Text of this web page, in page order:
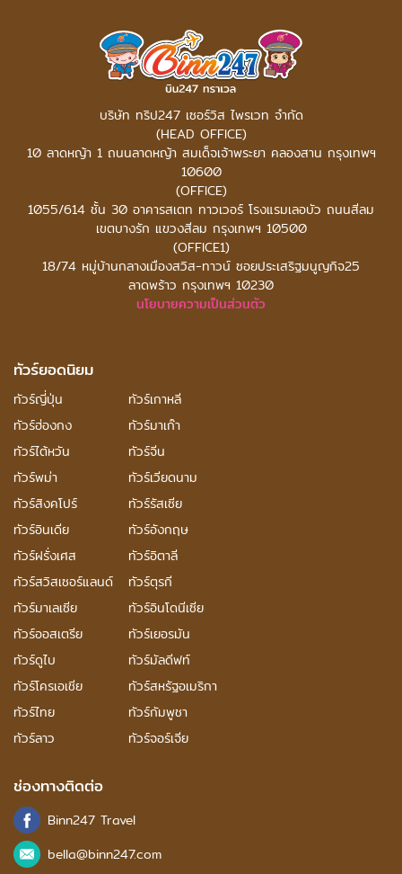
บริษัท ทริป247 เซอร์วิส ไพรเวท จำกัด
(HEAD OFFICE)
10 ลาดหญ้า 1 ถนนลาดหญ้า สมเด็จเจ้าพระยา คลองสาน กรุงเทพฯ
10600
(OFFICE)
1055/614 ชั้น 30 อาคารสเตท ทาวเวอร์ โรงแรมเลอบัว ถนนสีลม
เขตบางรัก แขวงสีลม กรุงเทพฯ 10500
(OFFICE1)
18/74 หมู่บ้านกลางเมืองสวิส-ทาวน์ ซอยประเสริฐมนูญกิจ25
ลาดพร้าว กรุงเทพฯ 10230
นโยบายความเป็นส่วนตัว
ทัวร์ยอดนิยม
ทัวร์ญี่ปุ่น
ทัวร์เกาหลี
ทัวร์ฮ่องกง
ทัวร์มาเก๊า
ทัวร์ไต้หวัน
ทัวร์จีน
ทัวร์พม่า
ทัวร์เวียดนาม
ทัวร์สิงคโปร์
ทัวร์รัสเซีย
ทัวร์อินเดีย
ทัวร์อังกฤษ
ทัวร์ฝรั่งเศส
ทัวร์อิตาลี
ทัวร์สวิสเซอร์แลนด์
ทัวร์ตุรกี
ทัวร์มาเลเซีย
ทัวร์อินโดนีเซีย
ทัวร์ออสเตรีย
ทัวร์เยอรมัน
ทัวร์ดูไบ
ทัวร์มัลดีฟท์
ทัวร์โครเอเชีย
ทัวร์สหรัฐอเมริกา
ทัวร์ไทย
ทัวร์กัมพูชา
ทัวร์ลาว
ทัวร์จอร์เจีย
ช่องทางติดต่อ
Binn247 Travel
bella@binn247.com